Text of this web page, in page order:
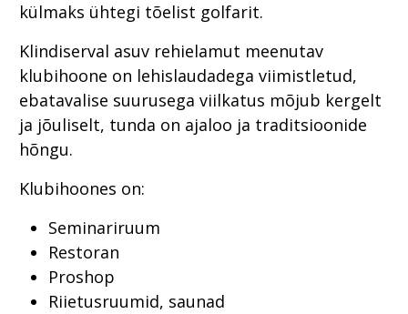
külmaks ühtegi tõelist golfarit.
Klindiserval asuv rehielamut meenutav
klubihoone on lehislaudadega viimistletud,
ebatavalise suurusega viilkatus mõjub kergelt
ja jõuliselt, tunda on ajaloo ja traditsioonide
hõngu.
Klubihoones on:
Seminariruum
Restoran
Proshop
Riietusruumid, saunad